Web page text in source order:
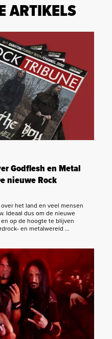
ARTIKELS
Godflesh en Metal
nieuwe Rock
het land en veel mensen
Ideaal dus om de nieuwe
op de hoogte te blijven
en metalwereld ...